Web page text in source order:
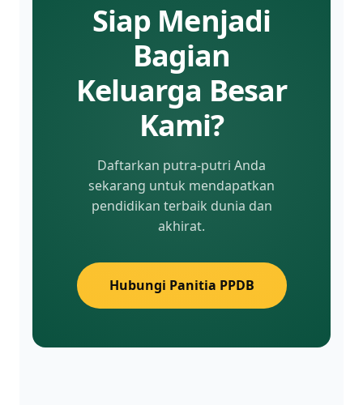
Siap Menjadi
Bagian
Keluarga Besar
Kami?
Daftarkan putra-putri Anda
sekarang untuk mendapatkan
pendidikan terbaik dunia dan
akhirat.
Hubungi Panitia PPDB